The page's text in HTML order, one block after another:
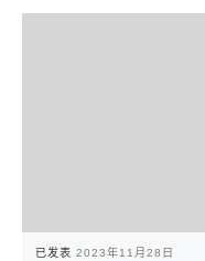
已发表 2023年11月28日